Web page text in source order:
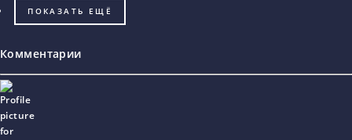
ПОКАЗАТЬ ЕЩЁ
Комментарии